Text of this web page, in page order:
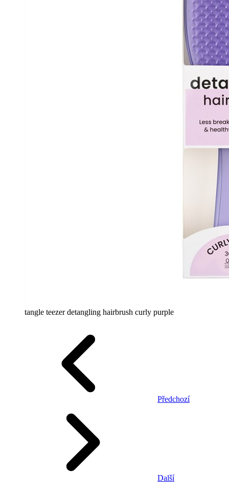
tangle teezer detangling hairbrush curly purple
Předchozí
Další